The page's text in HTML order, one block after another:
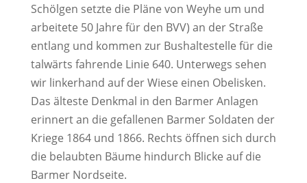
Schölgen setzte die Pläne von Weyhe um und
arbeitete 50 Jahre für den BVV) an der Straße
entlang und kommen zur Bushaltestelle für die
talwärts fahrende Linie 640. Unterwegs sehen
wir linkerhand auf der Wiese einen Obelisken.
Das älteste Denkmal in den Barmer Anlagen
erinnert an die gefallenen Barmer Soldaten der
Kriege 1864 und 1866. Rechts öffnen sich durch
die belaubten Bäume hindurch Blicke auf die
Barmer Nordseite.